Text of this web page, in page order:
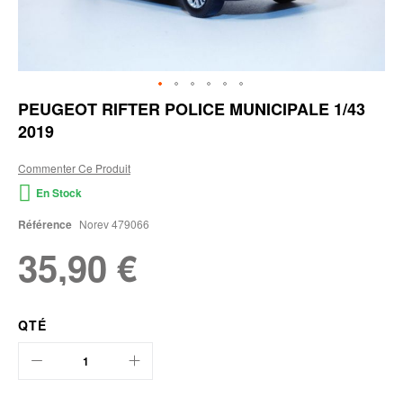
Skip
to
the
of
the
images
PEUGEOT RIFTER POLICE MUNICIPALE 1/43
2019
Commenter Ce Produit
En Stock
Référence Norev 479066
35,90 €
QTÉ